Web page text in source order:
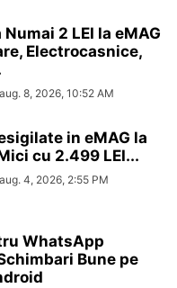
2 LEI la eMAG
Electrocasnice,
aug. 8, 2026, 10:52 AM
in eMAG la
cu 2.499 LEI...
aug. 4, 2026, 2:55 PM
WhatsApp
Bune pe